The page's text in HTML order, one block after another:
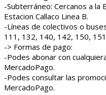
-Subterráneo: Cercanos a la
Estacion Callaco Linea B.
-Líneas de colectivos o
111, 132, 140, 142, 150,
-> Formas de pago:
-Podes abonar con
MercadoPago.
-Podes consultar las
MercadoPago.